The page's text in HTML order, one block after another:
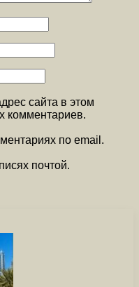
сайта в этом
комментариев.
по email.
почтой.